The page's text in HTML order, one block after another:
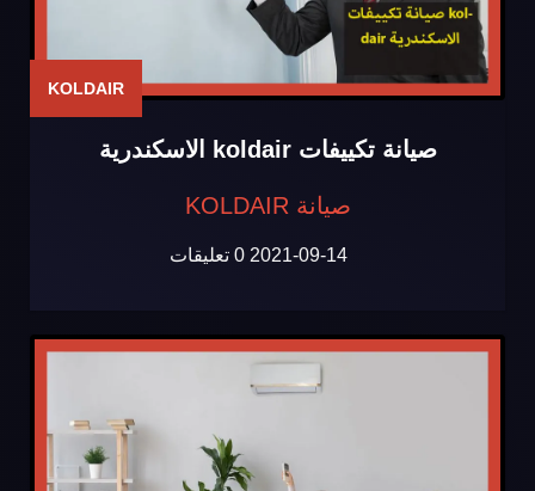
KOLDAIR
صيانة تكييفات koldair الاسكندرية
صيانة KOLDAIR
2021-09-14 0 تعليقات